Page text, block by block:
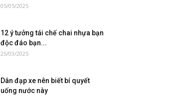
05/05/2025
12 ý tưởng tái chế chai nhựa bạn
độc đáo bạn...
25/03/2025
Dân đạp xe nên biết bí quyết
uống nước này